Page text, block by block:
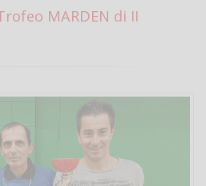
MARDEN di II